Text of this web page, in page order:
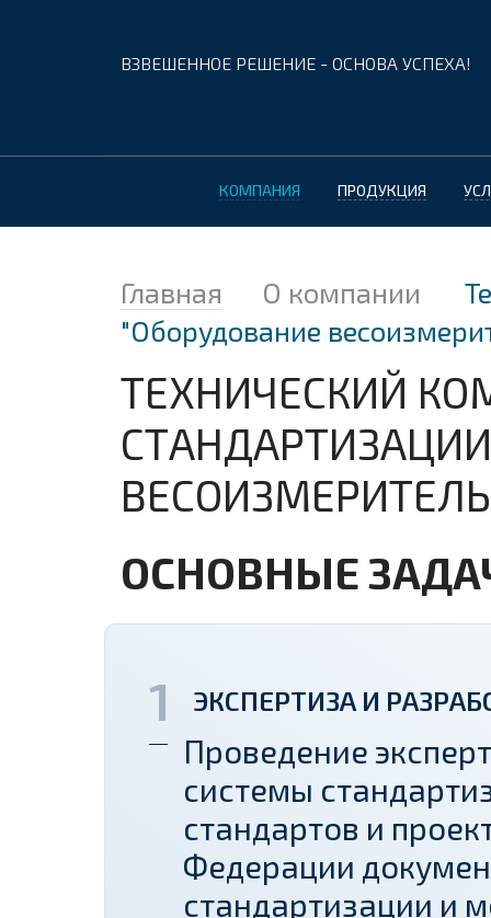
ВЗВЕШЕННОЕ РЕШЕНИЕ - ОСНОВА УСПЕХА!
КОМПАНИЯ ПРОДУКЦИЯ
Главная О компании
"Оборудование
ТЕХНИЧЕСКИЙ
ОСНОВНЫЕ
ЭКСПЕРТИЗА И
Проведение
системы
стандартов и
Федерации
стандартизации и